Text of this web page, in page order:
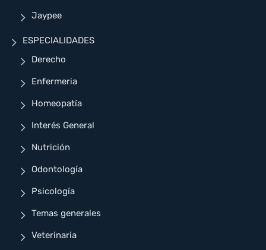
Jaypee
ESPECIALIDADES
Derecho
Enfermeria
Homeopatía
Interés General
Nutrición
Odontología
Psicología
Temas generales
Veterinaria